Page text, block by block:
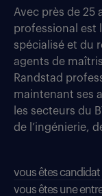
Avec près de 25
professional est
spécialisé et du
agents de
Randstad
maintenant ses
les secteurs du
de l’ingénierie,
vous êtes candidat
vous êtes une